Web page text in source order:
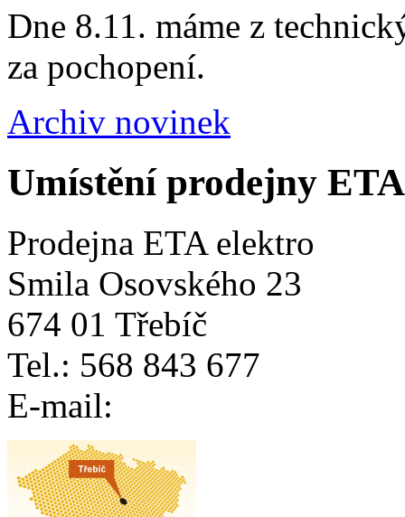
Dne 8.11. máme z
za pochopení.
Archiv novinek
Umístění prodejny ETA
Prodejna ETA elektro
Smila Osovského 23
674 01 Třebíč
Tel.: 568 843 677
E-mail: